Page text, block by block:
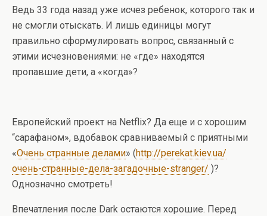
Ведь 33 года назад уже исчез ребенок, которого так и
не смогли отыскать. И лишь единицы могут
правильно сформулировать вопрос, связанный с
этими исчезновениями: не «где» находятся
пропавшие дети, а «когда»?
Европейский проект на Netflix? Да еще и с хорошим
“сарафаном», вдобавок сравниваемый с приятными
«Очень странные делами» (http://perekat.kiev.ua/
очень-странные-дела-загадочные-stranger/ )?
Однозначно смотреть!
Впечатления после Dark остаются хорошие. Перед